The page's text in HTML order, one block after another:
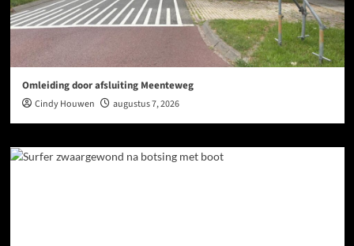
Omleiding door afsluiting Meenteweg
Cindy Houwen augustus 7, 2026